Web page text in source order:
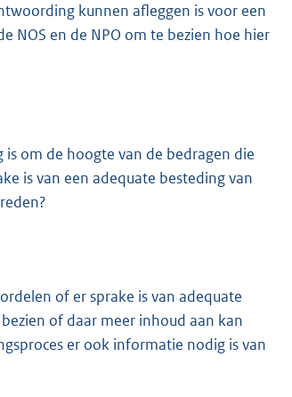
kunnen afleggen is voor een
NOS en de NPO om te bezien hoe hier
om de hoogte van de bedragen die
is van een adequate besteding van
of er sprake is van adequate
of daar meer inhoud aan kan
er ook informatie nodig is van